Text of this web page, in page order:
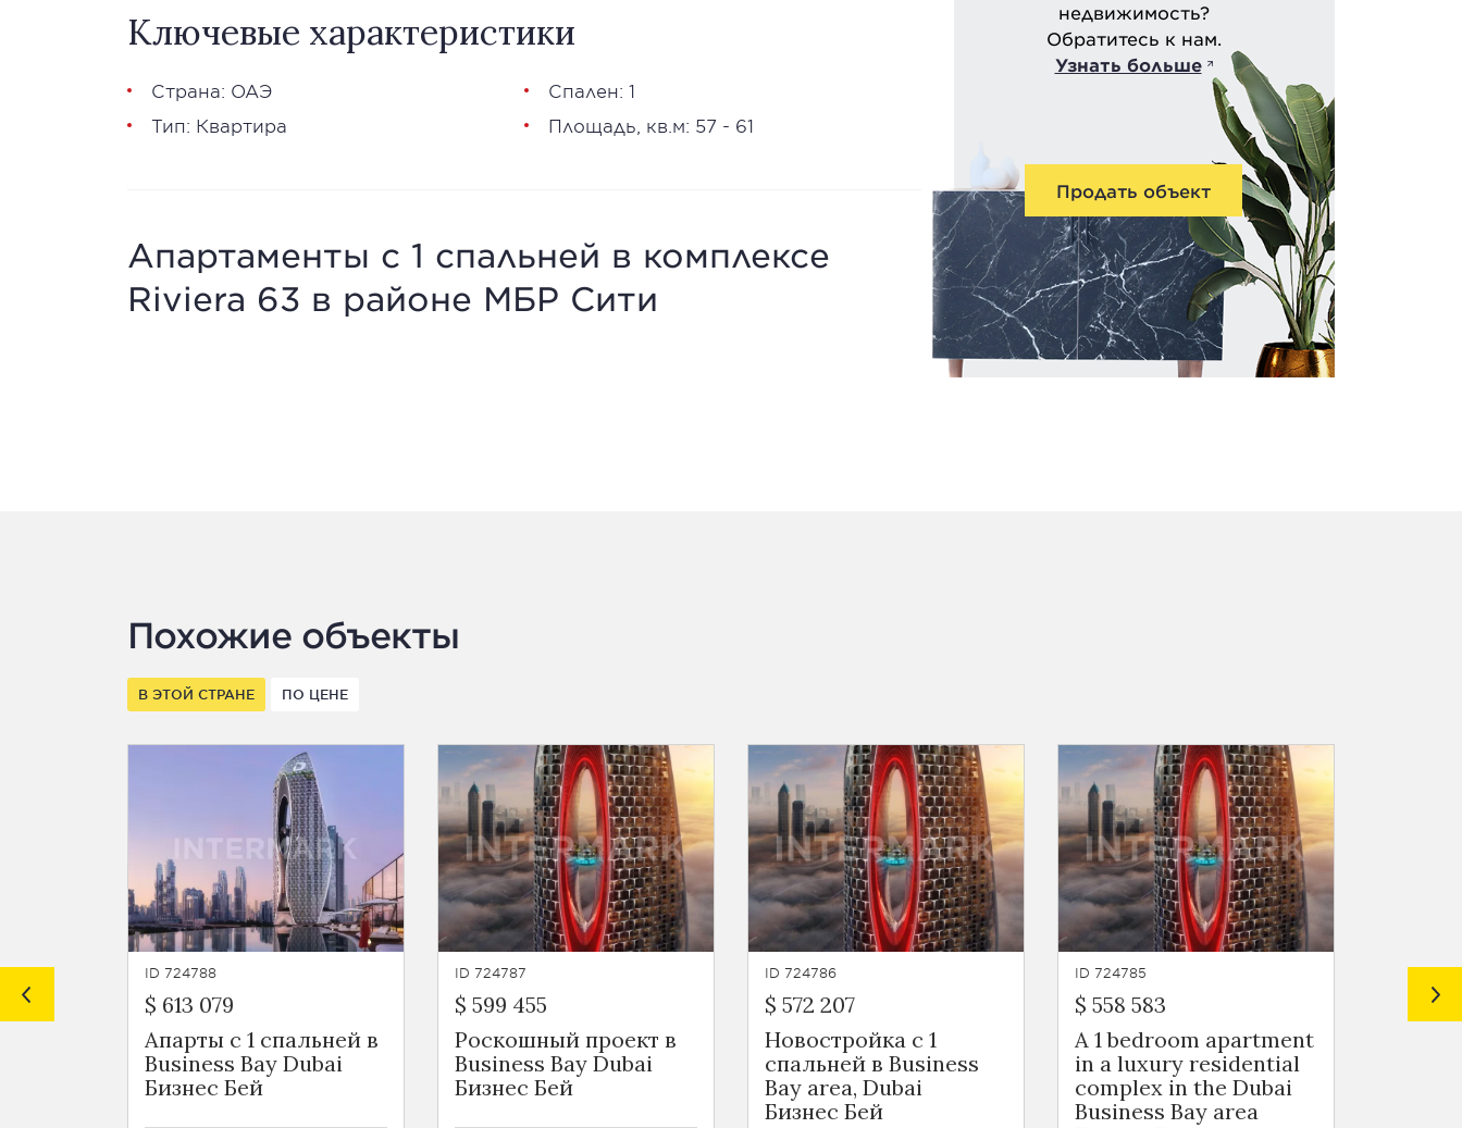
недвижимость?
Обратитесь к нам.
Узнать больше
Продать объект
Ключевые характеристики
Страна: ОАЭ
Тип: Квартира
Спален: 1
Площадь, кв.м: 57 - 61
Апартаменты с 1 спальней в комплексе
Riviera 63 в районе МБР Сити
Похожие объекты
В ЭТОЙ СТРАНЕ ПО ЦЕНЕ
ID 724788
$ 613 079
Апарты с 1 спальней в
Business Bay Dubai
Бизнес Бей
ID 724787
$ 599 455
Роскошный проект в
Business Bay Dubai
Бизнес Бей
ID 724786
$ 572 207
Новостройка с 1
спальней в Business
Bay area, Dubai
Бизнес Бей
ID 724785
$ 558 583
A 1 bedroom apartment
in a luxury residential
complex in the Dubai
Business Bay area
ID 724784
$ 572